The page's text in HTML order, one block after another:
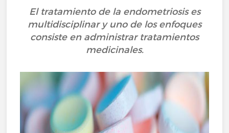
El tratamiento de la endometriosis es
multidisciplinar y uno de los enfoques
consiste en administrar tratamientos
medicinales.